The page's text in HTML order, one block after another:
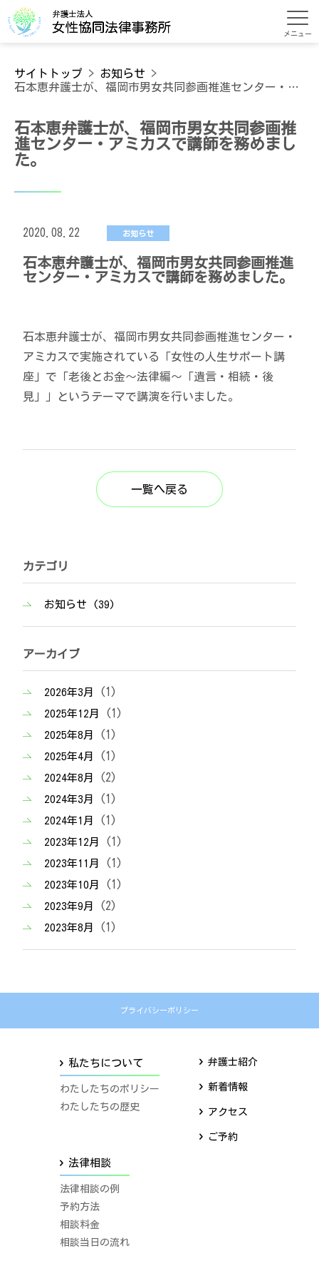
メニュー
サイトトップ お知らせ
石本恵弁護士が、福岡市男女共同参画推進センター・アミカスで講師を務めました。
石本恵弁護士が、福岡市男女共同参画推
進センター・アミカスで講師を務めまし
た。
2020.08.22 お知らせ
石本恵弁護士が、福岡市男女共同参画推進
センター・アミカスで講師を務めました。
石本恵弁護士が、福岡市男女共同参画推進センター・
アミカスで実施されている「女性の人生サポート講
座」で「老後とお金〜法律編〜「遺言・相続・後
見」」というテーマで講演を行いました。
一覧へ戻る
カテゴリ
お知らせ (39)
アーカイブ
2026年3月 (1)
2025年12月 (1)
2025年8月 (1)
2025年4月 (1)
2024年8月 (2)
2024年3月 (1)
2024年1月 (1)
2023年12月 (1)
2023年11月 (1)
2023年10月 (1)
2023年9月 (2)
2023年8月 (1)
プライバシーポリシー
私たちについて
わたしたちのポリシー
わたしたちの歴史
法律相談
法律相談の例
予約方法
相談料金
相談当日の流れ
弁護士紹介
新着情報
アクセス
ご予約